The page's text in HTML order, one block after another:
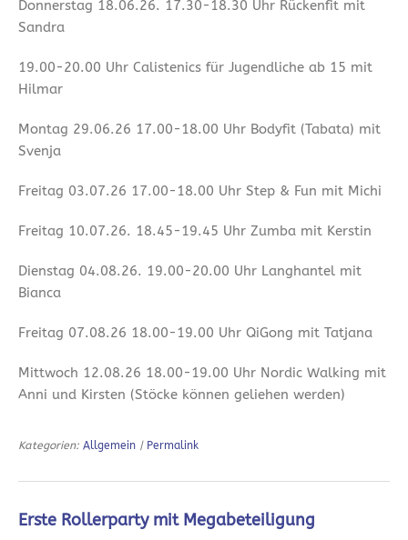
Donnerstag 18.06.26. 17.30-18.30 Uhr Rückenfit mit
Sandra
19.00-20.00 Uhr Calistenics für Jugendliche ab 15 mit
Hilmar
Montag 29.06.26 17.00-18.00 Uhr Bodyfit (Tabata) mit
Svenja
Freitag 03.07.26 17.00-18.00 Uhr Step & Fun mit Michi
Freitag 10.07.26. 18.45-19.45 Uhr Zumba mit Kerstin
Dienstag 04.08.26. 19.00-20.00 Uhr Langhantel mit
Bianca
Freitag 07.08.26 18.00-19.00 Uhr QiGong mit Tatjana
Mittwoch 12.08.26 18.00-19.00 Uhr Nordic Walking mit
Anni und Kirsten (Stöcke können geliehen werden)
Kategorien: Allgemein | Permalink
Erste Rollerparty mit Megabeteiligung